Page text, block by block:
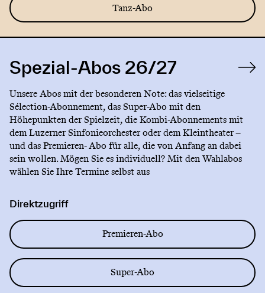
Tanz-Abo
Spezial-Abos 26/27
Unsere Abos mit der besonderen Note: das vielseitige
Sélection-Abonnement, das Super-Abo mit den
Höhepunkten der Spielzeit, die Kombi-Abonnements mit
dem Luzerner Sinfonieorchester oder dem Kleintheater –
und das Premieren- Abo für alle, die von Anfang an dabei
sein wollen. Mögen Sie es individuell? Mit den Wahlabos
wählen Sie Ihre Termine selbst aus
Direktzugriff
Premieren-Abo
Super-Abo